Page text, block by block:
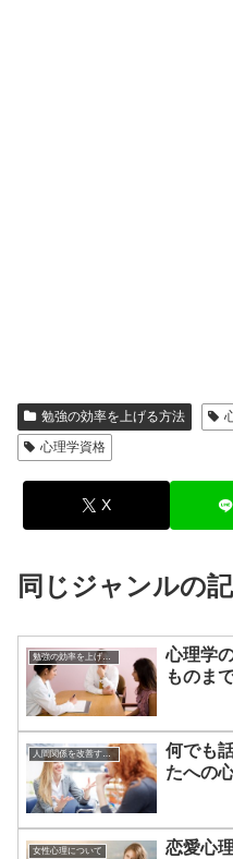
勉強の効率を上げる方法
心理学資格
X
同じジャンルの
勉強の効率を上げる方法
心理学
ものま
何でも
たへの
女性心理について
恋愛心